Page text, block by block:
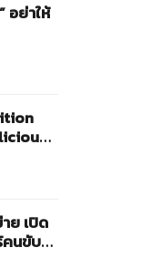
อย่าให้
ย เปิด
คนขับ